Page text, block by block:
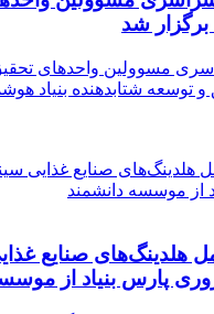
برگزار شد
مسوولین واحدهای
و توسعه شتابدهنده بنیاد
هلدینگ‌های صنایع
پارس بنیاد از